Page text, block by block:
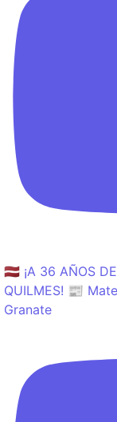
🇱🇻 ¡A 36 AÑOS
QUILMES! 📰
Granate